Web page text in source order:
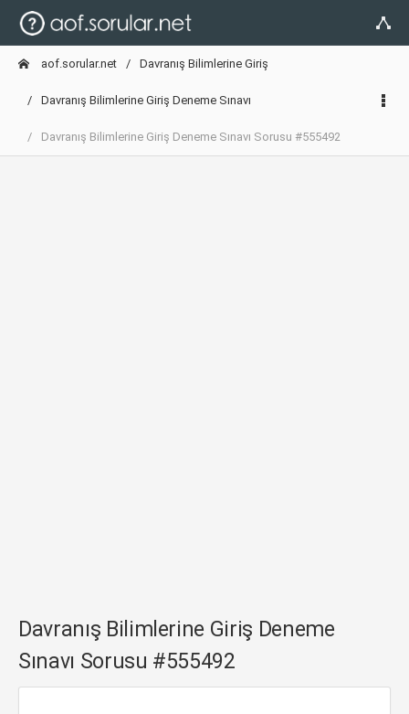
aof.sorular.net Davranış Bilimlerine Giriş
Davranış Bilimlerine Giriş Deneme Sınavı
Davranış Bilimlerine Giriş Deneme Sınavı Sorusu #555492
Davranış Bilimlerine Giriş Deneme
Sınavı Sorusu #555492